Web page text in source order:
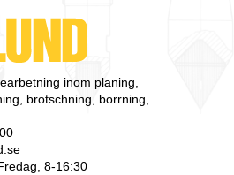
inom planing,
brotschning, borrning,
8-16:30